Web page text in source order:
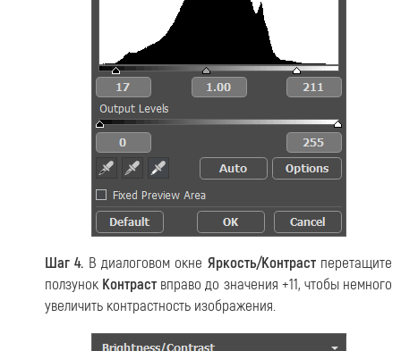
Шаг 4. В диалоговом окне Яркость/Контрастперетащите
ползунок Контраст вправо до значения +11, чтобы немного
увеличить контрастность изображения.